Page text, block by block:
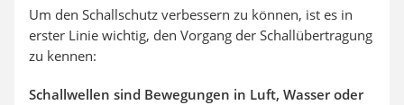
Um den Schallschutz verbessern zu können, ist es in
erster Linie wichtig, den Vorgang der Schallübertragung
zu kennen:
Schallwellen sind Bewegungen in Luft, Wasser oder